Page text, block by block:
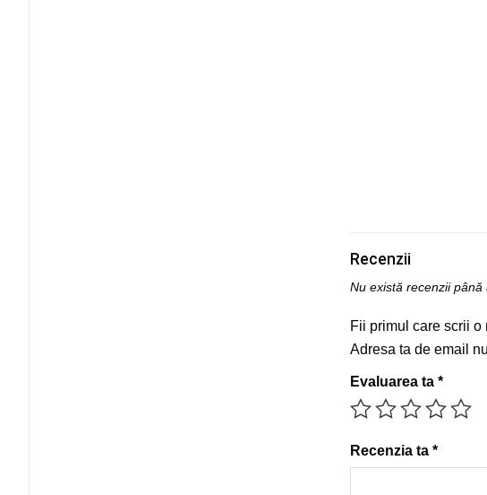
Recenzii
Nu există recenzii până
Fii primul care scrii
Adresa ta de email
Evaluarea ta *
Recenzia ta *